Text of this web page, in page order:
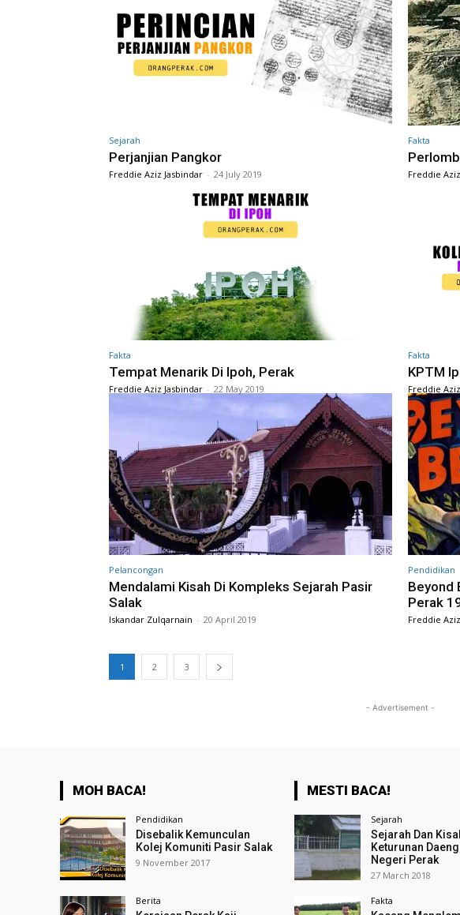
Sejarah
Perjanjian Pangkor
Freddie Aziz Jasbindar - 24 July 2019
Fakta
Freddie
Fakta
Tempat Menarik Di Ipoh, Perak
Freddie Aziz Jasbindar - 22 May 2019
Fakta
KPTM
Freddie
Pelancongan
Mendalami Kisah Di Kompleks Sejarah Pasir
Salak
Iskandar Zulqarnain - 20 April 2019
Pendidikan
Beyond
Perak
Freddie
1 2 3
- Advertisement -
MOH BACA!
Pendidikan
Disebalik Kemunculan
Kolej Komuniti Pasir Salak
9 November 2017
Berita
MESTI BACA!
Sejarah
Sejarah Dan
Keturunan
Negeri Perak
27 March 2018
Fakta